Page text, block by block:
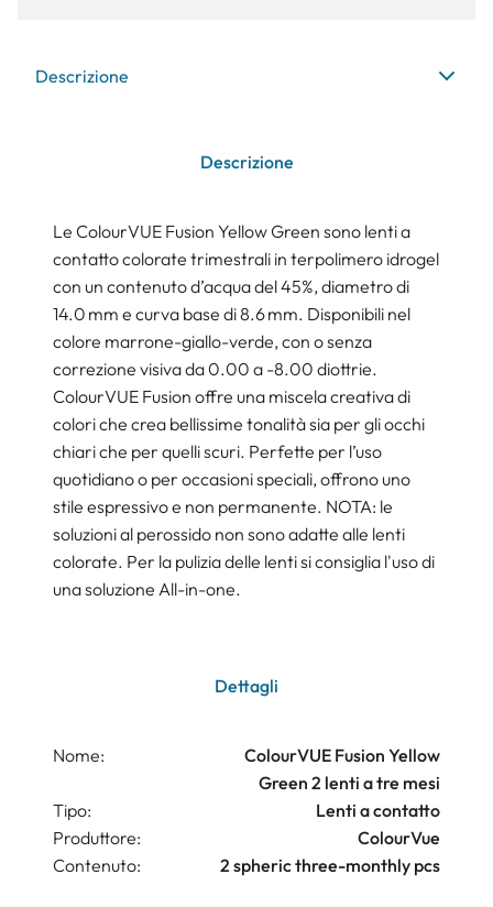
Descrizione
Descrizione
Le ColourVUE Fusion Yellow Green sono lenti a
contatto colorate trimestrali in terpolimero idrogel
con un contenuto d’acqua del 45%, diametro di
14.0 mm e curva base di 8.6 mm. Disponibili nel
colore marrone-giallo-verde, con o senza
correzione visiva da 0.00 a -8.00 diottrie.
ColourVUE Fusion offre una miscela creativa di
colori che crea bellissime tonalità sia per gli occhi
chiari che per quelli scuri. Perfette per l’uso
quotidiano o per occasioni speciali, offrono uno
stile espressivo e non permanente. NOTA: le
soluzioni al perossido non sono adatte alle lenti
colorate. Per la pulizia delle lenti si consiglia l'uso di
una soluzione All-in-one.
Dettagli
Nome:
ColourVUE Fusion Yellow
Green 2 lenti a tre mesi
Tipo:
Lenti a contatto
Produttore:
ColourVue
Contenuto:
2 spheric three-monthly pcs